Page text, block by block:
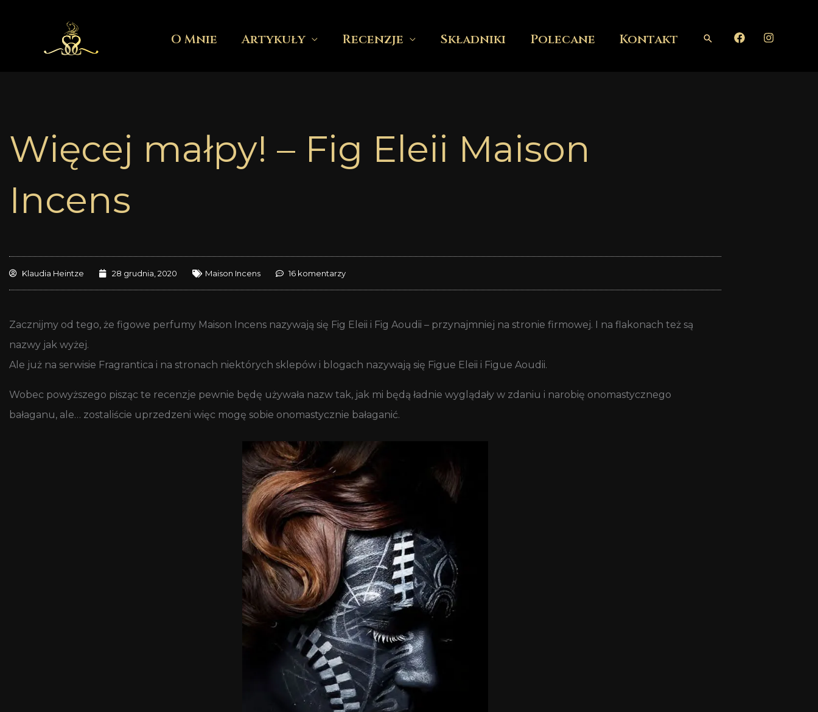
O Mnie Artykuły Recenzje Składniki Polecane Kontakt Szukaj
Więcej małpy! – Fig Eleii Maison
Incens
Klaudia Heintze 28 grudnia, 2020 Maison Incens 16 komentarzy
Zacznijmy od tego, że figowe perfumy Maison Incens nazywają się Fig Eleii i Fig Aoudii – przynajmniej na stronie firmowej. I na flakonach też są
nazwy jak wyżej.
Ale już na serwisie Fragrantica i na stronach niektórych sklepów i blogach nazywają się Figue Eleii i Figue Aoudii.
Wobec powyższego pisząc te recenzje pewnie będę używała nazw tak, jak mi będą ładnie wyglądały w zdaniu i narobię onomastycznego
bałaganu, ale… zostaliście uprzedzeni więc mogę sobie onomastycznie bałaganić.